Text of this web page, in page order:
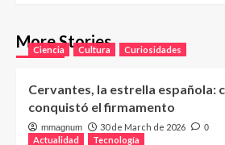
More Stories
Ciencia Cultura Curiosidades
Cervantes, la estrella española:
conquistó el firmamento
mmagnum 30 de March de 2026 0
Actualidad Tecnología